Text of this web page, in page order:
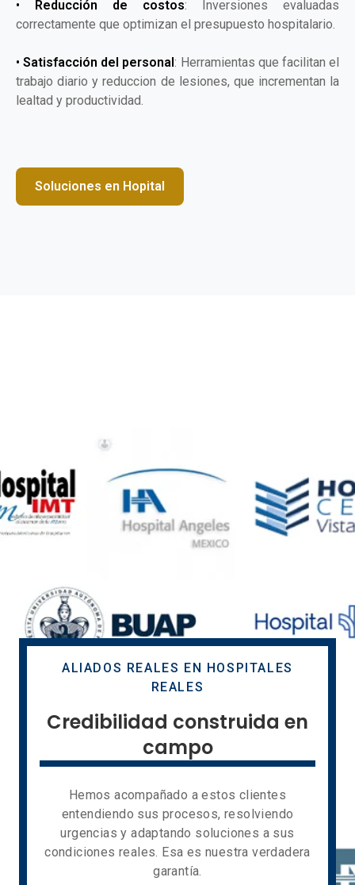
• Reducción de costos: Inversiones evaluadas
correctamente que optimizan el presupuesto hospitalario.
• Satisfacción del personal: Herramientas que facilitan el
trabajo diario y reduccion de lesiones, que incrementan la
lealtad y productividad.
Soluciones en Hopital
ALIADOS REALES EN HOSPITALES
REALES
Credibilidad construida en
campo
Hemos acompañado a estos clientes
entendiendo sus procesos, resolviendo
urgencias y adaptando soluciones a sus
condiciones reales. Esa es nuestra verdadera
garantía.